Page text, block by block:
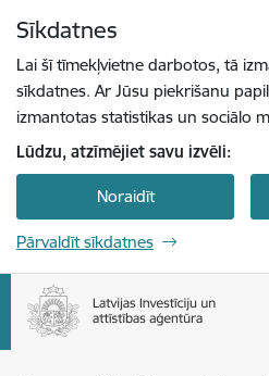
Sīkdatnes
Lai šī tīmekļvietne darbotos, tā
sīkdatnes. Ar Jūsu piekrišanu
izmantotas statistikas un sociālo
Lūdzu, atzīmējiet savu izvēli:
Noraidīt
Pārvaldīt sīkdatnes